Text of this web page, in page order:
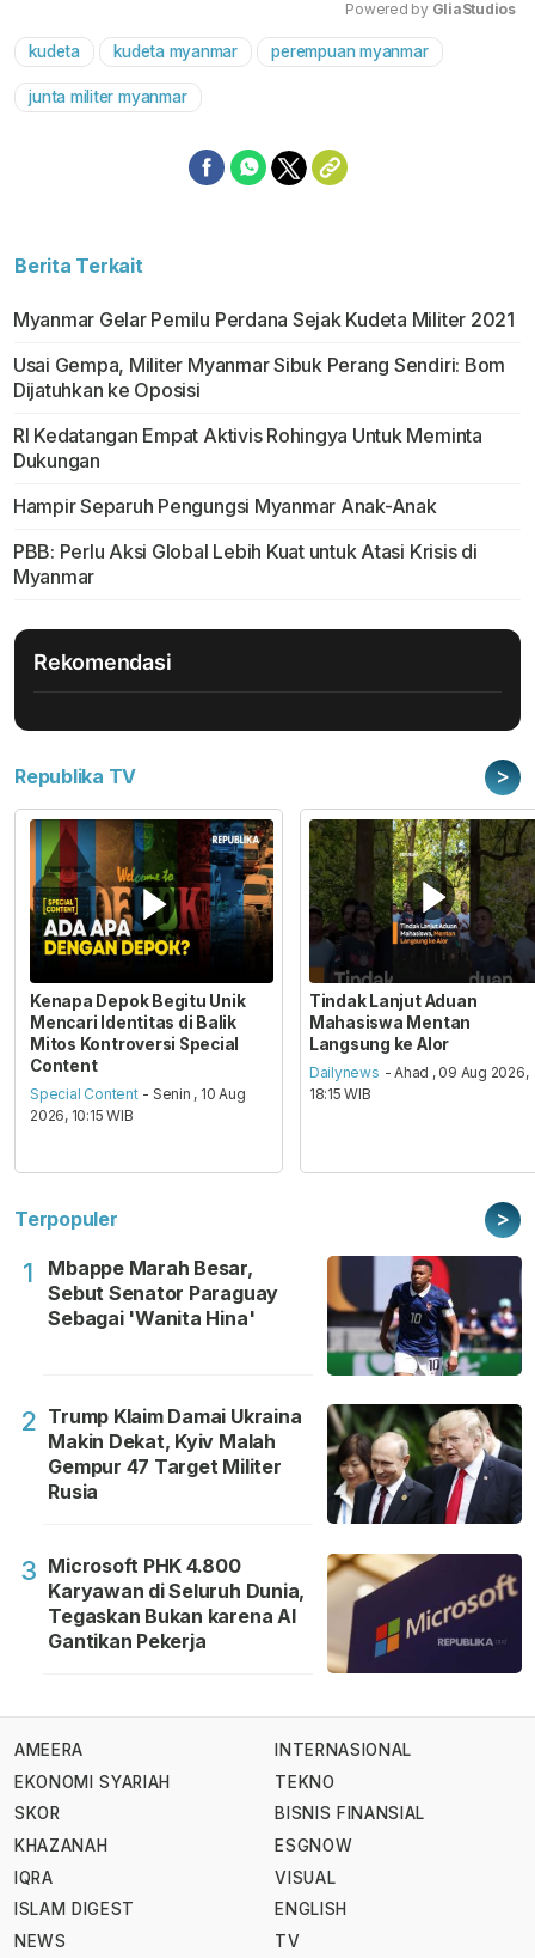
Mute
Powered by GliaStudios
kudeta kudeta myanmar perempuan myanmar
junta militer myanmar
Berita Terkait
Myanmar Gelar Pemilu Perdana Sejak Kudeta Militer 2021
Usai Gempa, Militer Myanmar Sibuk Perang Sendiri: Bom
Dijatuhkan ke Oposisi
RI Kedatangan Empat Aktivis Rohingya Untuk Meminta
Dukungan
Hampir Separuh Pengungsi Myanmar Anak-Anak
PBB: Perlu Aksi Global Lebih Kuat untuk Atasi Krisis di
Myanmar
Rekomendasi
Republika TV >
Kenapa Depok Begitu Unik
Mencari Identitas di Balik
Mitos Kontroversi Special
Content
Special Content - Senin , 10 Aug
2026, 10:15 WIB
Tindak Lanjut Aduan
Mahasiswa Mentan
Langsung ke Alor
Dailynews - Ahad , 09 Aug 2026,
18:15 WIB
Terpopuler >
1
Mbappe Marah Besar,
Sebut Senator Paraguay
Sebagai 'Wanita Hina'
2 Trump Klaim Damai Ukraina
Makin Dekat, Kyiv Malah
Gempur 47 Target Militer
Rusia
3 Microsoft PHK 4.800
Karyawan di Seluruh Dunia,
Tegaskan Bukan karena AI
Gantikan Pekerja
AMEERA
EKONOMI SYARIAH
SKOR
KHAZANAH
IQRA
ISLAM DIGEST
NEWS
INTERNASIONAL
TEKNO
BISNIS FINANSIAL
ESGNOW
VISUAL
ENGLISH
TV